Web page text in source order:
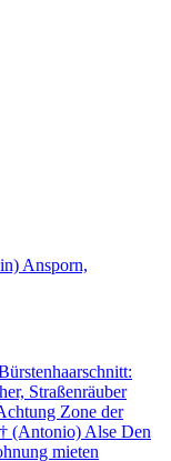
Ansporn,
Straßenräuber
Zone der
(Antonio) Alse Den
mieten